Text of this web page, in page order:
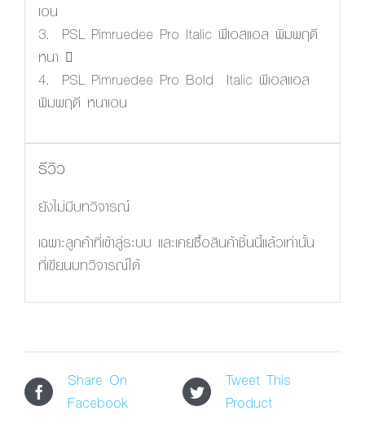
เอน
3. PSL Pimruedee Pro Italic พีเอสแอล พิมพฤดี
หนา 
4. PSL Pimruedee Pro Bold Italic พีเอสแอล
พิมพฤดี หนาเอน
รีวิว
ยังไม่มีบทวิจารณ์
เฉพาะลูกค้าที่เข้าสู่ระบบ และเคยซื้อสินค้าชิ้นนี้แล้วเท่านั้น
ที่เขียนบทวิจารณ์ได้
Share On
Facebook
Tweet This
Product